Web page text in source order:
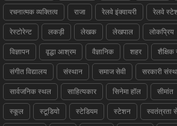
रचनात्मक व्यक्तित्व राजा रेलवे इंक्वायरी रेलवे
रेस्टोरेन्ट लकड़ी लेखक लेखपाल लोकप्रिय
विज्ञापन वृद्धा आश्रम वैज्ञानिक शहर शैक्षिक
संगीत विद्यालय संस्थान समाज सेवी सरकारी
सार्वजनिक स्थल साहित्यकार सिनेमा हॉल सीमांत
स्कूल स्टूडियो स्टेडियम स्टेशन स्वतंत्रता